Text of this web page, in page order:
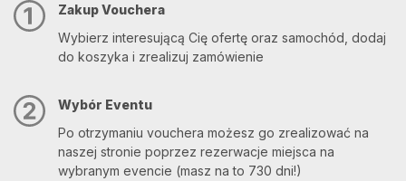
Zakup Vouchera
Wybierz interesującą Cię ofertę oraz samochód, dodaj
do koszyka i zrealizuj zamówienie
Wybór Eventu
Po otrzymaniu vouchera możesz go zrealizować na
naszej stronie poprzez rezerwacje miejsca na
wybranym evencie (masz na to 730 dni!)